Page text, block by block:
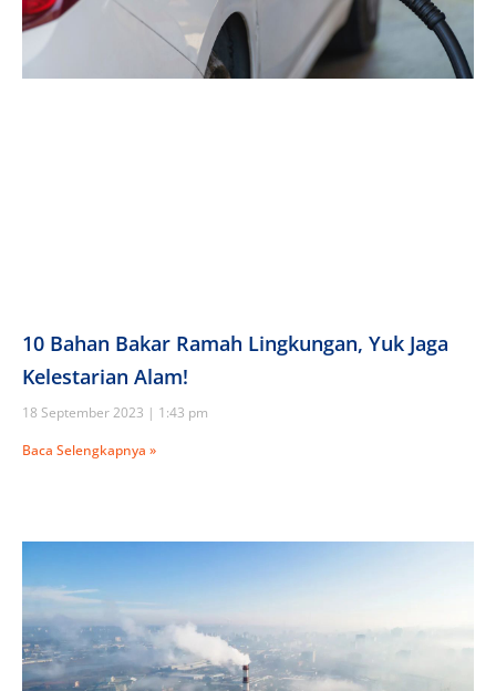
10 Bahan Bakar Ramah Lingkungan, Yuk Jaga
Kelestarian Alam!
18 September 2023
1:43 pm
Baca Selengkapnya »